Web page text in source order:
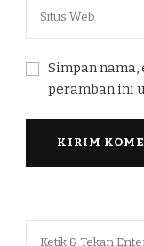
Simpan nama,
peramban ini
Mencari